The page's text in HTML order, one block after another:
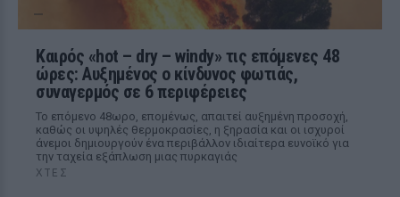
Καιρός «hot – dry – windy» τις επόμενες 48
ώρες: Αυξημένος ο κίνδυνος φωτιάς,
συναγερμός σε 6 περιφέρειες
Το επόμενο 48ωρο, επομένως, απαιτεί αυξημένη προσοχή,
καθώς οι υψηλές θερμοκρασίες, η ξηρασία και οι ισχυροί
άνεμοι δημιουργούν ένα περιβάλλον ιδιαίτερα ευνοϊκό για
την ταχεία εξάπλωση μιας πυρκαγιάς
ΧΤΕΣ